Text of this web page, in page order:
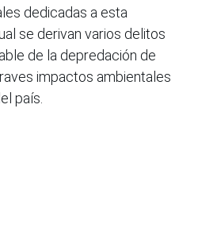
dedicadas a esta
se derivan varios delitos
de la depredación de
impactos ambientales
país.